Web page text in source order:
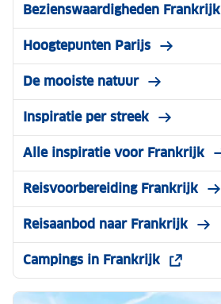
Bezienswaardigheden Frankrijk
Hoogtepunten Parijs
De mooiste natuur
Inspiratie per streek
Alle inspiratie voor Frankrijk
Reisvoorbereiding Frankrijk
Reisaanbod naar Frankrijk
Campings in Frankrijk